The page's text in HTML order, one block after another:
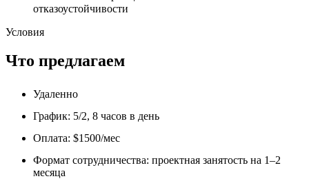
отказоустойчивости
Условия
Что предлагаем
Удаленно
График: 5/2, 8 часов в день
Оплата: $1500/мес
Формат сотрудничества: проектная занятость на 1–2
месяца